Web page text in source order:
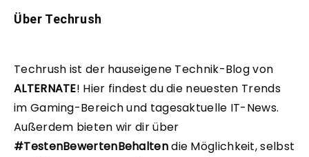
Über Techrush
Techrush ist der hauseigene Technik-Blog von
ALTERNATE! Hier findest du die neuesten Trends
im Gaming-Bereich und tagesaktuelle IT-News.
Außerdem bieten wir dir über
#TestenBewertenBehaltendie Möglichkeit, selbst